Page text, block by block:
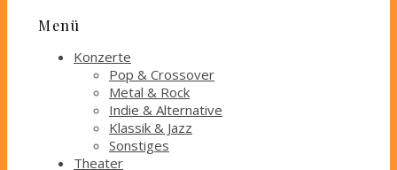
Menü
Konzerte
Pop & Crossover
Metal & Rock
Indie & Alternative
Klassik & Jazz
Sonstiges
Theater